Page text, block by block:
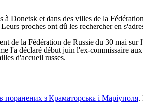
Donetsk et dans des villes de la
proches ont dû les rechercher en
de la Fédération de Russie du 30 mai
l'a déclaré début juin l'ex-commissaire
d'accueil russes.
поранених з Краматорська і Маріуполя.